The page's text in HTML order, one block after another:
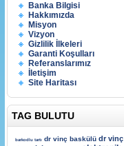
Banka Bilgisi
Hakkımızda
Misyon
Vizyon
Gizlilik İlkeleri
Garanti Koşulları
Referanslarımız
İletişim
Site Haritası
TAG BULUTU
barkodlu tartı dr vinç baskülü dr vinç